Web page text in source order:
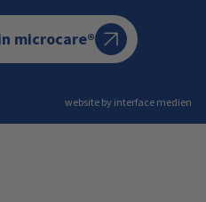
microcare®
website by interface medien